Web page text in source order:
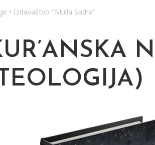
• Izdavaštvo "Mulla Sadra"